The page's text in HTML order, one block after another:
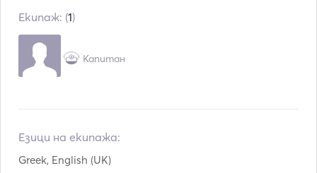
Електрически тоале
т
Микровълнова фурна
Връзка Aux
Екипаж: (1)
Капитан
Езици на екипажа:
Greek, English (UK)